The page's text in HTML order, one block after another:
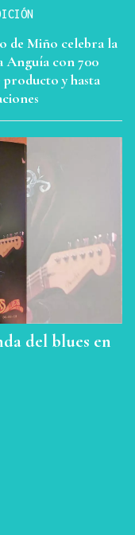
de Miño celebra la
Anguía con 700
producto y hasta
del blues en